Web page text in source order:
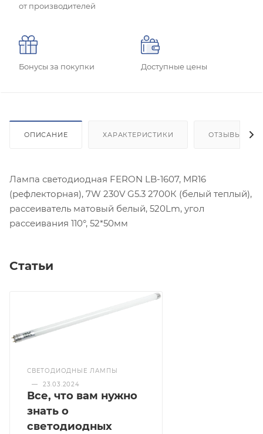
от производителей
Бонусы за покупки Доступные цены
ОПИСАНИЕ ХАРАКТЕРИСТИКИ ОТЗЫВЫ
Лампа светодиодная FERON LB-1607, MR16
(рефлекторная), 7W 230V G5.3 2700К (белый теплый),
рассеиватель матовый белый, 520Lm, угол
рассеивания 110°, 52*50мм
Статьи
СВЕТОДИОДНЫЕ ЛАМПЫ
—
23.03.2024
Все, что вам нужно
знать о
светодиодных